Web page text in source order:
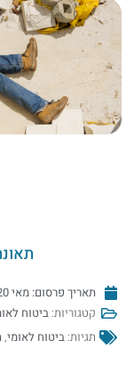
תאריך פרסום: מאי 20, 2024
קטגוריות: ביטוח
תגיות: ביטוח לאומי,